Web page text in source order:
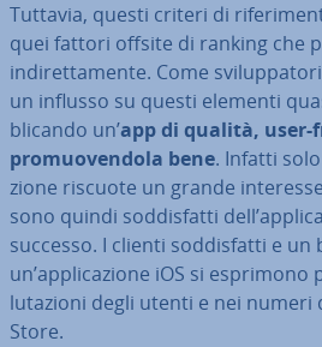
Tuttavia, questi criteri di
quei fattori offsite di ranking che
in­di­ret­ta­men­te. Come
un influsso su questi elementi
bli­can­do un’app di qualità,
pro­muo­ven­do­la bene. Infatti
zio­ne riscuote un grande
sono quindi sod­di­sfat­ti
successo. I clienti sod­di­sfat­ti e
un’ap­pli­ca­zio­ne iOS si
lu­ta­zio­ni degli utenti e nei numeri
Store.